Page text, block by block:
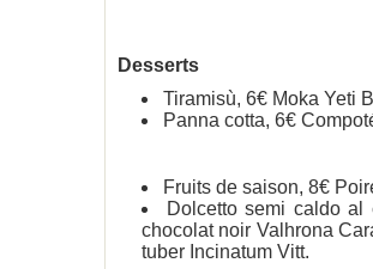
Desserts
Tiramisù, 6€ Moka
Panna cotta, 6€
Fruits de saison, 8€
Dolcetto semi caldo al
chocolat noir Valhrona
tuber Incinatum Vitt.